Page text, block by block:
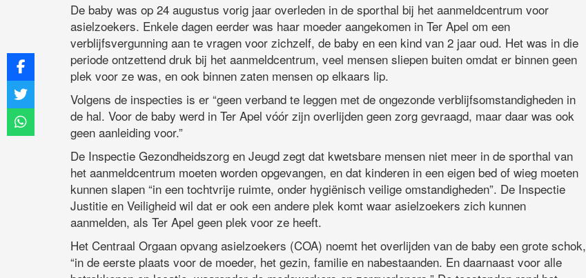
De baby was op 24 augustus vorig jaar overleden in de sporthal bij het aanmeldcentrum voor
asielzoekers. Enkele dagen eerder was haar moeder aangekomen in Ter Apel om een
verblijfsvergunning aan te vragen voor zichzelf, de baby en een kind van 2 jaar oud. Het was in die
periode ontzettend druk bij het aanmeldcentrum, veel mensen sliepen buiten omdat er binnen geen
plek voor ze was, en ook binnen zaten mensen op elkaars lip.
Volgens de inspecties is er “geen verband te leggen met de ongezonde verblijfsomstandigheden in
de hal. Voor de baby werd in Ter Apel vóór zijn overlijden geen zorg gevraagd, maar daar was ook
geen aanleiding voor.”
De Inspectie Gezondheidszorg en Jeugd zegt dat kwetsbare mensen niet meer in de sporthal van
het aanmeldcentrum moeten worden opgevangen, en dat kinderen in een eigen bed of wieg moeten
kunnen slapen “in een tochtvrije ruimte, onder hygiënisch veilige omstandigheden”. De Inspectie
Justitie en Veiligheid wil dat er ook een andere plek komt waar asielzoekers zich kunnen
aanmelden, als Ter Apel geen plek voor ze heeft.
Het Centraal Orgaan opvang asielzoekers (COA) noemt het overlijden van de baby een grote schok,
“in de eerste plaats voor de moeder, het gezin, familie en nabestaanden. En daarnaast voor alle